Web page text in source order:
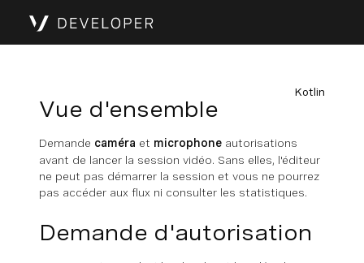
Kotlin
Vue d'ensemble
Demande caméra et microphone autorisations
avant de lancer la session vidéo. Sans elles, l'éditeur
ne peut pas démarrer la session et vous ne pourrez
pas accéder aux flux ni consulter les statistiques.
Demande d'autorisation